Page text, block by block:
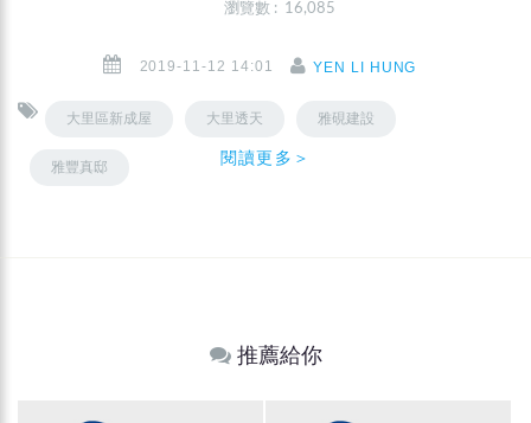
瀏覽數 : 16,085
2019-11-12 14:01 YEN LI HUNG
大里區新成屋 大里透天 雅硯建設
雅豐真邸 閱讀更多＞
推薦給你